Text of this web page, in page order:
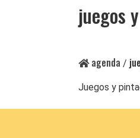
juegos
agenda /
Juegos y